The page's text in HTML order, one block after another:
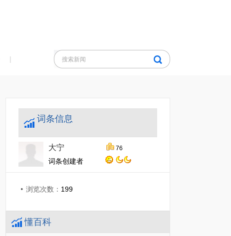
|
词条信息
大宁 76
词条创建者
浏览次数： 199
懂百科